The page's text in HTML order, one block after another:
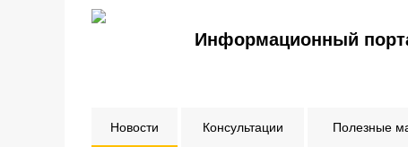
Информационный
Новости Консультации Полезные